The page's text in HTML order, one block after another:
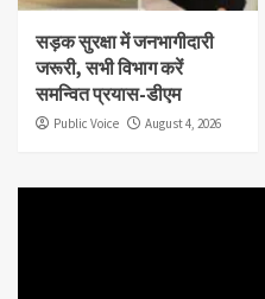
सड़क सुरक्षा में जनभागीदारी
जरूरी, सभी विभाग करें
समन्वित प्रयास-डीएम
Public Voice August 4, 2026